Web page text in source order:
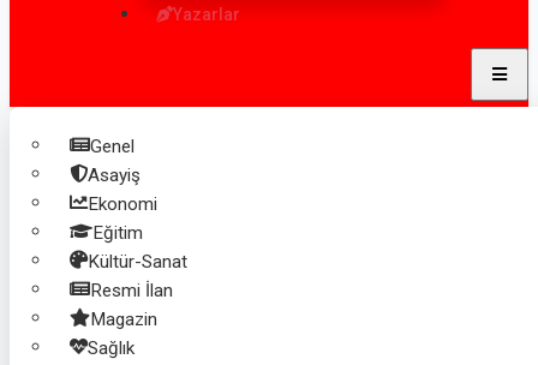
Genel
Asayiş
Ekonomi
Eğitim
Kültür-Sanat
Resmi İlan
Magazin
Sağlık
Yazarlar
Menü
Ana Sayfa